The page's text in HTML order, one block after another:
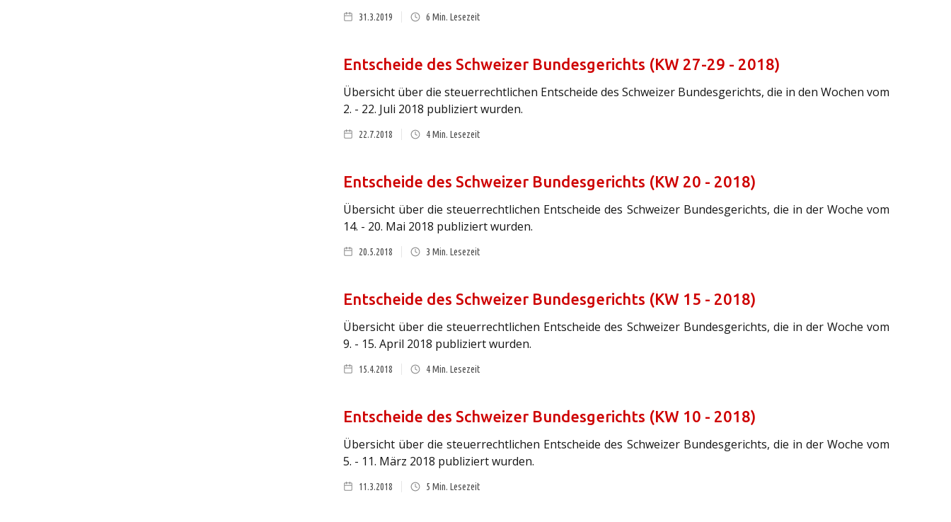
31.3.2019 6 Min. Lesezeit
Entscheide des Schweizer Bundesgerichts (KW 27-29 - 2018)
Übersicht über die steuerrechtlichen Entscheide des Schweizer Bundesgerichts, die in den Wochen vom
2. - 22. Juli 2018 publiziert wurden.
22.7.2018 4Min. Lesezeit
Entscheide des Schweizer Bundesgerichts (KW 20 - 2018)
Übersicht über die steuerrechtlichen Entscheide des Schweizer Bundesgerichts, die in der Woche vom
14. - 20. Mai 2018 publiziert wurden.
20.5.2018 3 Min. Lesezeit
Entscheide des Schweizer Bundesgerichts (KW 15 - 2018)
Übersicht über die steuerrechtlichen Entscheide des Schweizer Bundesgerichts, die in der Woche vom
9. - 15. April 2018 publiziert wurden.
15.4.2018 4Min. Lesezeit
Entscheide des Schweizer Bundesgerichts (KW 10 - 2018)
Übersicht über die steuerrechtlichen Entscheide des Schweizer Bundesgerichts, die in der Woche vom
5. - 11. März 2018 publiziert wurden.
11.3.2018 5 Min. Lesezeit